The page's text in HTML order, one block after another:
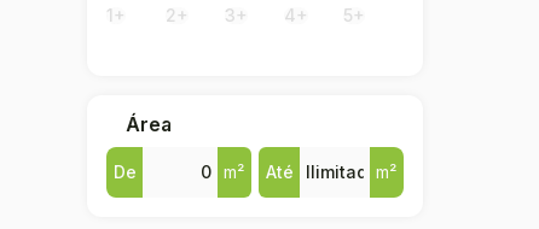
1+ 2+ 3+ 4+ 5+
Área
De m² Até m²